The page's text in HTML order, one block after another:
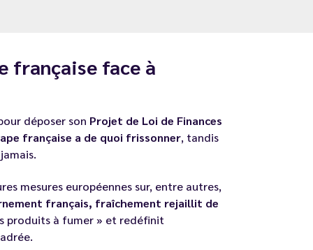
française face à
déposer son Projet de Loi de Finances
française a de quoi frissonner, tandis
mesures européennes sur, entre autres,
français, fraîchement rejaillit de
produits à fumer » et redéfinit